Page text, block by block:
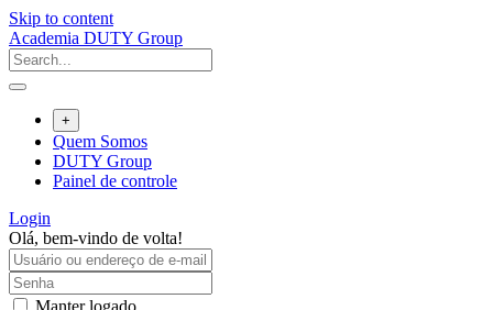
Skip to content
Academia DUTY Group
+
Quem Somos
DUTY Group
Painel de controle
Login
Olá, bem-vindo de volta!
Manter logado